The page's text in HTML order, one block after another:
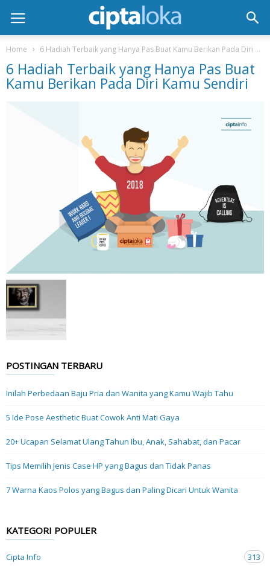
Home 6 Hadiah Terbaik yang Hanya Pas Buat Kamu Berikan Pada Diri Kamu Sendiri
6 Hadiah Terbaik yang Hanya Pas Buat
Kamu Berikan Pada Diri Kamu Sendiri
POSTINGAN TERBARU
Inilah Perbedaan Baju Pria dan Wanita yang Kamu Wajib Tahu
5 Ide Pose Aesthetic Buat Cowok Anti Mati Gaya
20+ Ucapan Selamat Ulang Tahun Ibu, Anak, Sahabat, dan Pacar
Tips Memilih Jenis Case HP yang Bagus dan Tidak Panas
7 Warna Kaos Polos yang Bagus dan Paling Dicari Untuk Wanita
KATEGORI POPULER
Cipta Info
313